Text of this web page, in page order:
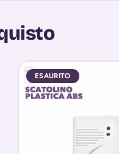
ESAURITO